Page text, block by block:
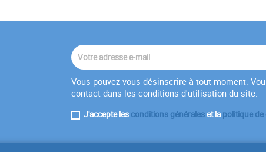
Vous pouvez vous désinscrire à tout moment.
contact dans les conditions d'utilisation du site.
J'accepte les conditions généraleset lapolitique